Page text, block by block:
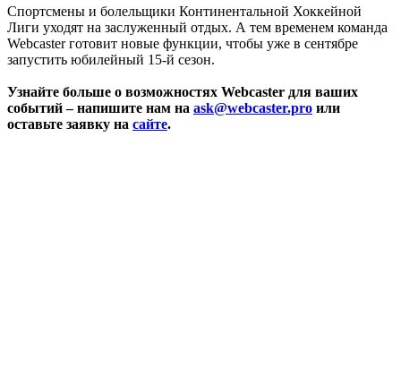
Спортсмены и болельщики Континентальной Хоккейной
Лиги уходят на заслуженный отдых. А тем временем команда
Webcaster готовит новые функции, чтобы уже в сентябре
запустить юбилейный 15-й сезон.
Узнайте больше о возможностях Webcaster для ваших
событий – напишите нам на ask@webcaster.pro или
оставьте заявку на сайте.